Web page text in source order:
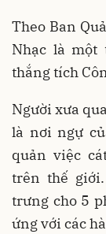
Theo Ban
Nhạc là
thắng tích
Người xưa
là nơi ngự
quản việc
trên thế
trưng cho 5
ứng với các